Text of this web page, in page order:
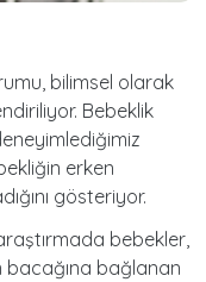
bilimsel olarak
Bebeklik
erken
gösteriyor.
bebekler,
bacağına bağlanan